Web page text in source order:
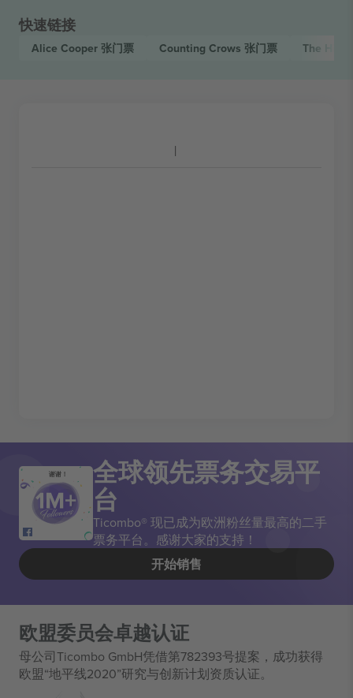
快速链接
Alice Cooper 张门票 Counting Crows 张门票 The
谢谢！ 全球领先票务交易平
台
Ticombo® 现已成为欧洲粉丝量最高的二手
票务平台。感谢大家的支持！
开始销售
欧盟委员会卓越认证
母公司Ticombo GmbH凭借第782393号提案，成功获得
欧盟“地平线2020”研究与创新计划资质认证。